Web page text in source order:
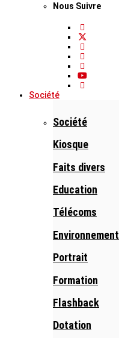
Nous Suivre
Société
Société
Kiosque
Faits divers
Education
Télécoms
Environnement
Portrait
Formation
Flashback
Dotation